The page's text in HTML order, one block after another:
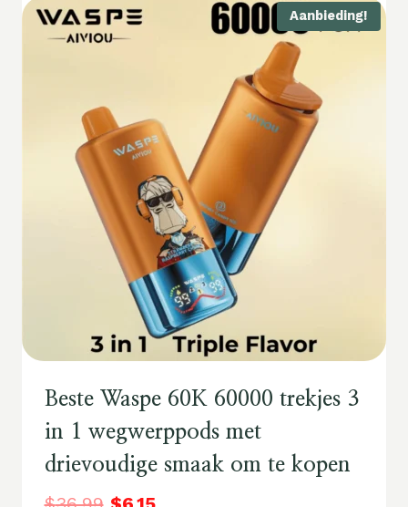
Aanbieding!
Beste Waspe 60K 60000 trekjes 3
in 1 wegwerppods met
drievoudige smaak om te kopen